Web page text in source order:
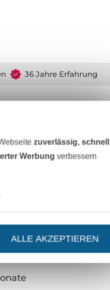
36 Jahre Erfahrung
STAND
zuverlässig, schnell
Werbung verbessern
ALLE AKZEPTIEREN